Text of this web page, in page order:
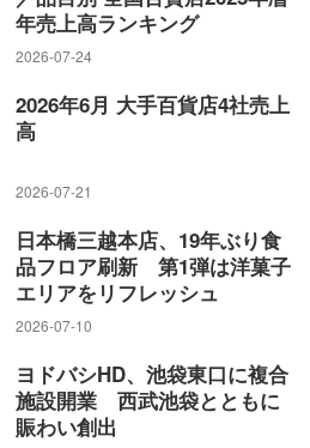
年売上高ランキング
2026-07-24
2026年6月 大手百貨店4社売上
高
2026-07-21
日本橋三越本店、19年ぶり食
品フロア刷新 第1弾は洋菓子
エリアをリフレッシュ
2026-07-10
ヨドバシHD、池袋東口に複合
施設開業 西武池袋とともに
賑わい創出